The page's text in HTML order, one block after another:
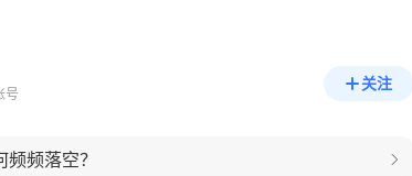
号
关注
频落空？